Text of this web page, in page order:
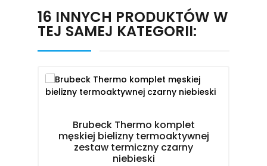
16 INNYCH PRODUKTÓW W
TEJ SAMEJ KATEGORII:
Brubeck Thermo komplet
męskiej bielizny termoaktywnej
zestaw termiczny czarny
niebieski